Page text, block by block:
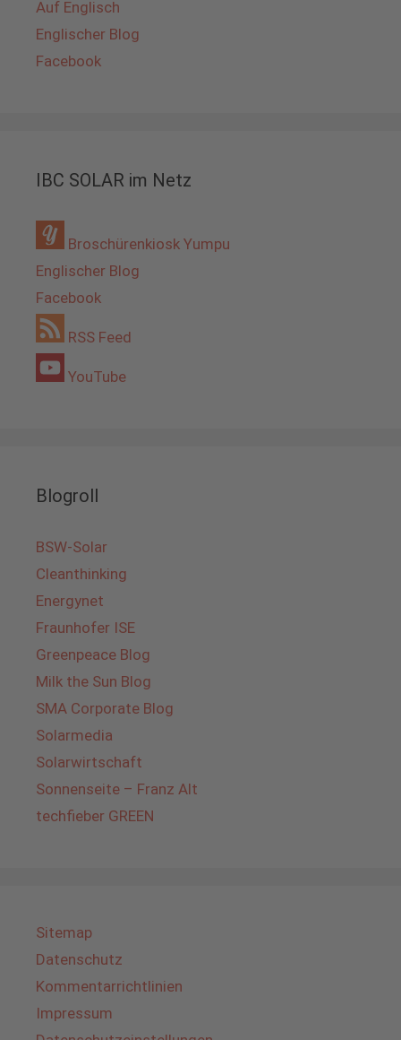
Auf Englisch
Englischer Blog
Facebook
IBC SOLAR im Netz
Broschürenkiosk Yumpu
Englischer Blog
Facebook
RSS Feed
YouTube
Blogroll
BSW-Solar
Cleanthinking
Energynet
Fraunhofer ISE
Greenpeace Blog
Milk the Sun Blog
SMA Corporate Blog
Solarmedia
Solarwirtschaft
Sonnenseite – Franz Alt
techfieber GREEN
Sitemap
Datenschutz
Kommentarrichtlinien
Impressum